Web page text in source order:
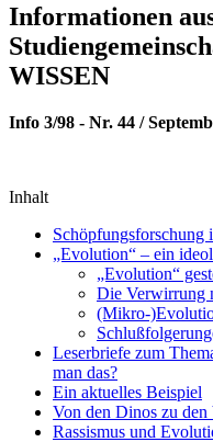
Informationen
WISSEN
Info 3/98 - Nr. 44 /
Inhalt
Schöpfungsforschung
„Evolution“ – ein
„Evolution“
Die Verwirrung
(Mikro-
Leserbriefe zum
man das?
Ein aktuelles Beispiel
Von den Dinos zu den
Rassismus und